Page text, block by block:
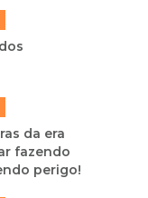
da era
fazendo
perigo!